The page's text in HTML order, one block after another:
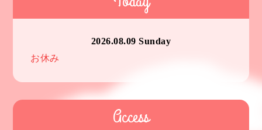
2026.08.09 Sunday
お休み
Access